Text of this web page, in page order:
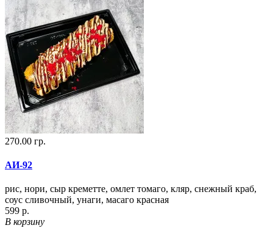
270.00 гр.
АИ-92
рис, нори, сыр креметте, омлет томаго, кляр, снежный краб,
соус сливочный, унаги, масаго красная
599 р.
В корзину